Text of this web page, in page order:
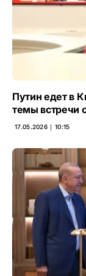
Путин едет в
темы встречи
17.05.2026 ∣ 10:15